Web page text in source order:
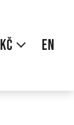
Kč cs
en